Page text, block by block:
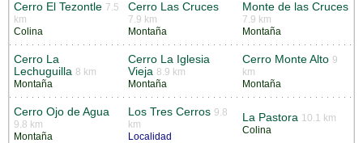
Cerro El Tezontle 7.5
km
Colina
Cerro Las Cruces
7.9 km
Montaña
Monte de las Cruces
7.9 km
Montaña
Cerro La
Lechuguilla 8 km
Montaña
Cerro La Iglesia
Vieja 8.9 km
Montaña
Cerro Monte Alto 9
km
Montaña
Cerro Ojo de Agua
9.8 km
Montaña
Los Tres Cerros 9.8
km
Localidad
La Pastora 10.1 km
Colina